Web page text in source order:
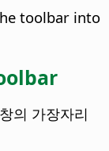
toolbar into
의 가장자리